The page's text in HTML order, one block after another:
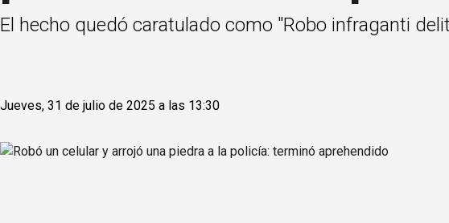
El hecho quedó caratulado como "Robo infraganti
Jueves, 31 de julio de 2025 a las 13:30